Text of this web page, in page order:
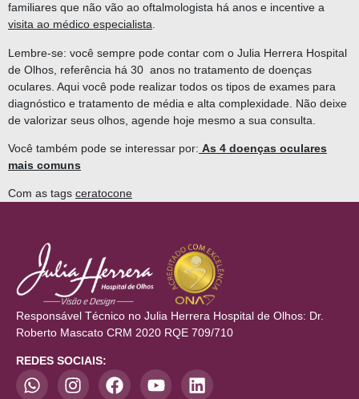
familiares que não vão ao oftalmologista há anos e incentive a
visita ao médico especialista.
Lembre-se: você sempre pode contar com o Julia Herrera Hospital
de Olhos, referência há 30 anos no tratamento de doenças
oculares. Aqui você pode realizar todos os tipos de exames para
diagnóstico e tratamento de média e alta complexidade. Não deixe
de valorizar seus olhos, agende hoje mesmo a sua consulta.
Você também pode se interessar por: As 4 doenças oculares
mais comuns
Com as tags ceratocone
Responsável Técnico no Julia Herrera Hospital de Olhos: Dr.
Roberto Mascato CRM 2020 RQE 709/710
REDES SOCIAIS: